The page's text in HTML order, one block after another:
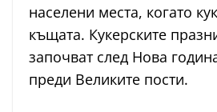
населени места, когато
къщата. Кукерските
започват след Нова
преди Великите пости.